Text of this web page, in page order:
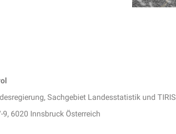
Sachgebiet Landesstatistik und TIRIS
6020 Innsbruck Österreich